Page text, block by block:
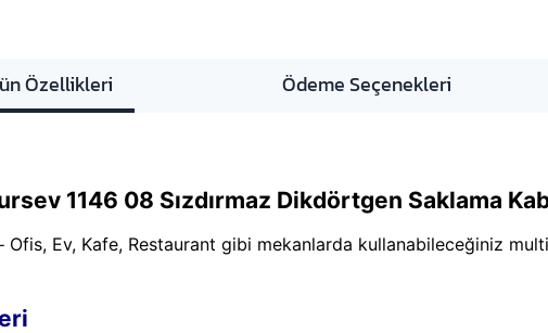
Özellikleri Ödeme Seçenekleri
1146 08 Sızdırmaz Dikdörtgen Saklama
Ofis, Ev, Kafe, Restaurant gibi mekanlarda kullanabileceğiniz